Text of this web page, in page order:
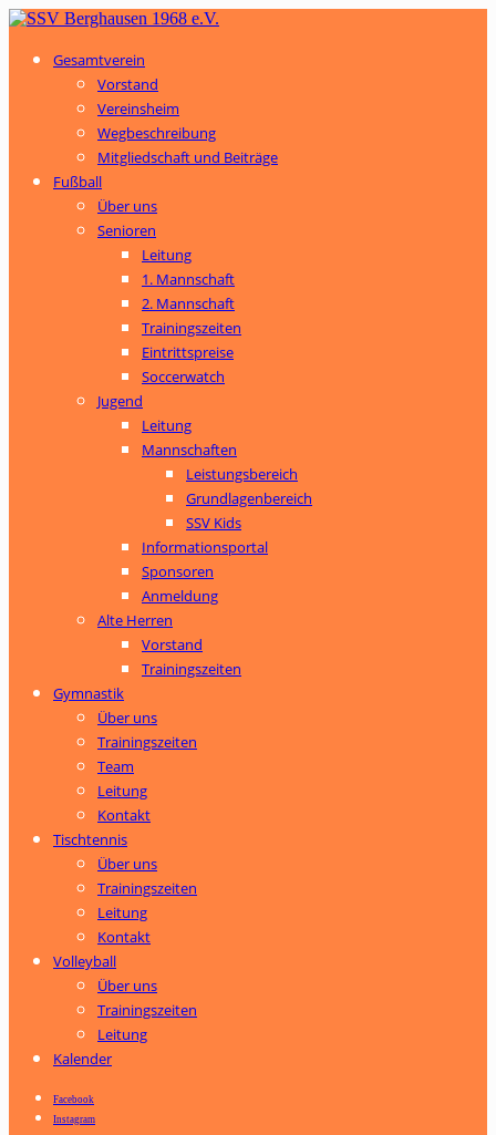
Gesamtverein
Vorstand
Vereinsheim
Wegbeschreibung
Mitgliedschaft und Beiträge
Fußball
Über uns
Senioren
Leitung
1. Mannschaft
2. Mannschaft
Trainingszeiten
Eintrittspreise
Soccerwatch
Jugend
Leitung
Mannschaften
Leistungsbereich
Grundlagenbereich
SSV Kids
Informationsportal
Sponsoren
Anmeldung
Alte Herren
Vorstand
Trainingszeiten
Gymnastik
Über uns
Trainingszeiten
Team
Leitung
Kontakt
Tischtennis
Über uns
Trainingszeiten
Leitung
Kontakt
Volleyball
Über uns
Trainingszeiten
Leitung
Kalender
Facebook
Instagram